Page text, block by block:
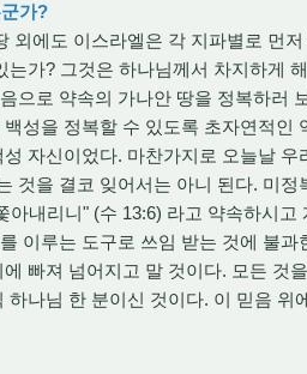
가?
외에도 이스라엘은 각 지파별로 먼
가? 그것은 하나님께서 차지하게
으로 약속의 가나안 땅을 정복하러
성을 정복할 수 있도록 초자연적인
자신이었다. 마찬가지로 오늘날
것을 결코 잊어서는 아니 된다. 미
내리니" (수 13:6) 라고 약속하시
이루는 도구로 쓰임 받는 것에 불
빠져 넘어지고 말 것이다. 모든 것
나님 한 분이신 것이다. 이 믿음 위